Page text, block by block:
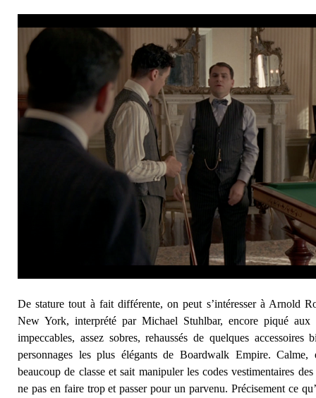
De stature tout à fait différente, on peut s’intéresser à Arnold
New York, interprété par Michael Stuhlbar, encore piqué aux
impeccables, assez sobres, rehaussés de quelques
personnages les plus élégants de Boardwalk Empire.
beaucoup de classe et sait manipuler les codes vestimentaires
ne pas en faire trop et passer pour un parvenu. Précisement ce